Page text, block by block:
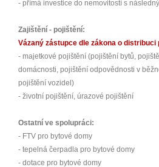
- přímá investice do nemovitostí s
Zajištění - pojištění:
Vázaný zástupce dle zákona o distribuci
- majetkové pojištění (pojištění bytů,
domácnosti, pojištění odpovědnosti v
pojištění vozidel)
- životní pojištění, úrazové pojištění
Ostatní ve spolupráci:
- FTV pro bytové domy
- tepelná čerpadla pro bytové domy
- dotace pro bytové domy